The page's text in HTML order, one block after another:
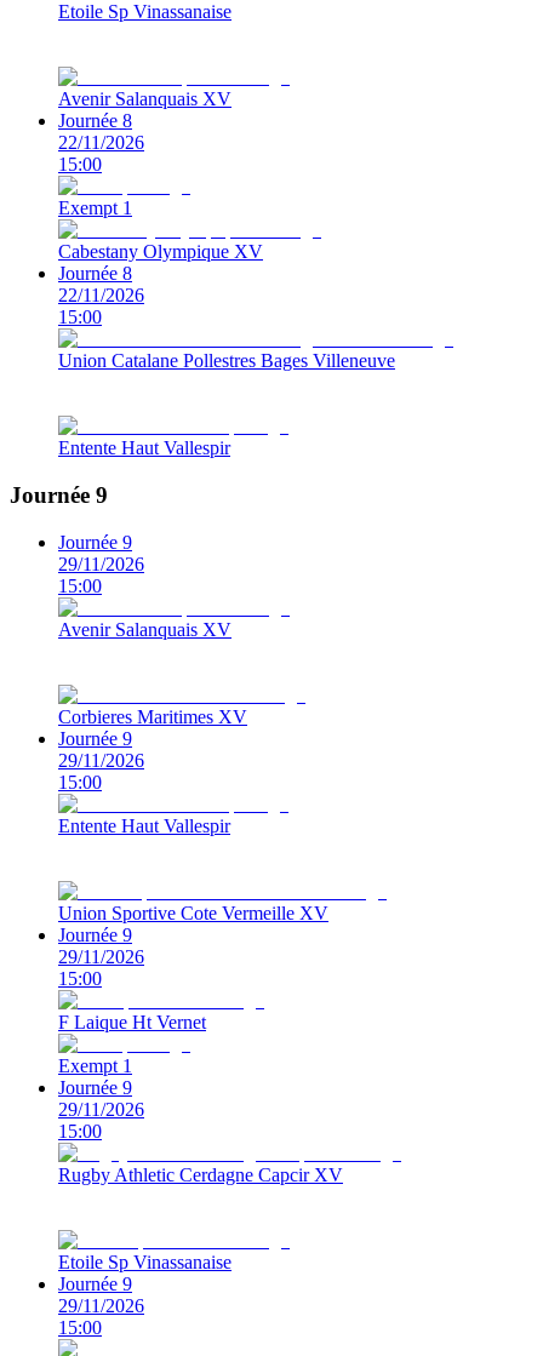
Etoile Sp Vinassanaise
Avenir Salanquais XV
Journée 8
22/11/2026
15:00
Exempt 1
Cabestany Olympique XV
Journée 8
22/11/2026
15:00
Union Catalane Pollestres Bages Villeneuve
Entente Haut Vallespir
Journée 9
Journée 9
29/11/2026
15:00
Avenir Salanquais XV
Corbieres Maritimes XV
Journée 9
29/11/2026
15:00
Entente Haut Vallespir
Union Sportive Cote Vermeille XV
Journée 9
29/11/2026
15:00
F Laique Ht Vernet
Exempt 1
Journée 9
29/11/2026
15:00
Rugby Athletic Cerdagne Capcir XV
Etoile Sp Vinassanaise
Journée 9
29/11/2026
15:00